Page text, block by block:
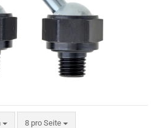
8 pro Seite
pro Seite